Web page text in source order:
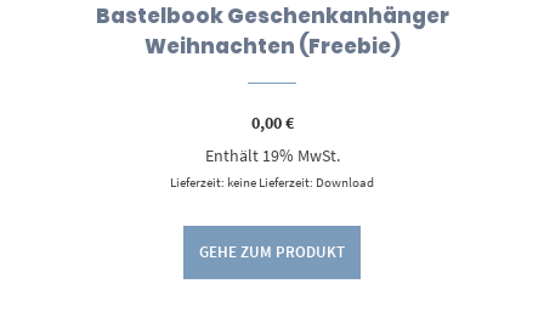
Bastelbook Geschenkanhänger
Weihnachten (Freebie)
0,00€
Enthält 19% MwSt.
Lieferzeit: keine Lieferzeit: Download
GEHE ZUM PRODUKT